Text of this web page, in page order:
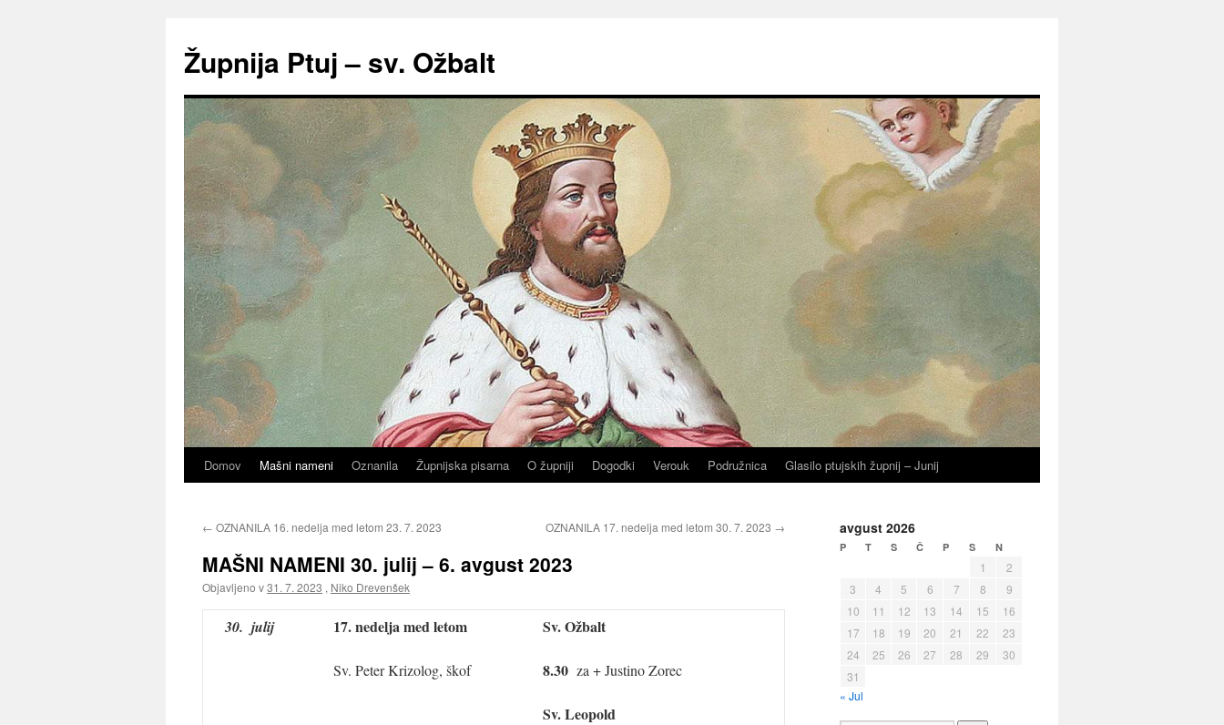
vsebino
Župnija Ptuj – sv. Ožbalt
Domov Mašni nameni Oznanila Župnijska pisarna O župniji Dogodki Verouk Podružnica Glasilo ptujskih župnij – Junij
← OZNANILA 16. nedelja med letom 23. 7. 2023 OZNANILA 17. nedelja med letom 30. 7. 2023 →
MAŠNI NAMENI 30. julij – 6. avgust 2023
Objavljeno v31. 7. 2023 , Niko Drevenšek
30. julij 17. nedelja med letom
Sv. Peter Krizolog, škof
Sv. Ožbalt
8.30 za + Justino Zorec
Sv. Leopold
avgust 2026
P T S Č P S N
1
2
3
4 5 6 7 8
9
10
11 12 13 14 15
16
17
18 19 20 21 22
23
24
25 26 27 28 29
30
31
« Jul